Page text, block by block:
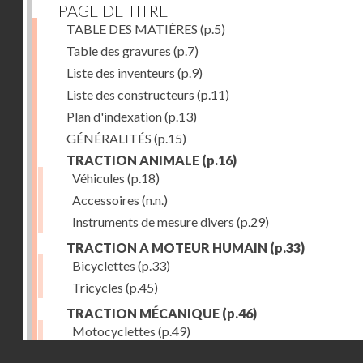
PAGE DE TITRE
TABLE DES MATIÈRES (p.5)
Table des gravures (p.7)
Liste des inventeurs (p.9)
Liste des constructeurs (p.11)
Plan d'indexation(p.13)
GÉNÉRALITÉS (p.15)
TRACTION ANIMALE (p.16)
Véhicules (p.18)
Accessoires (n.n.)
Instruments de mesure divers (p.29)
TRACTION A MOTEUR HUMAIN (p.33)
Bicyclettes (p.33)
Tricycles (p.45)
TRACTION MÉCANIQUE (p.46)
Motocyclettes (p.49)